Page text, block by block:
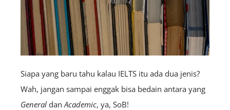
Siapa yang baru tahu kalau IELTS itu ada dua jenis?
Wah, jangan sampai enggak bisa bedain antara yang
General danAcademic, ya, SoB!